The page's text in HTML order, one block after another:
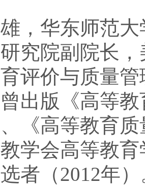
，华东师范
究院副院长
评价与质量
出版《高等
《高等教育
学会高等教
者（2012年